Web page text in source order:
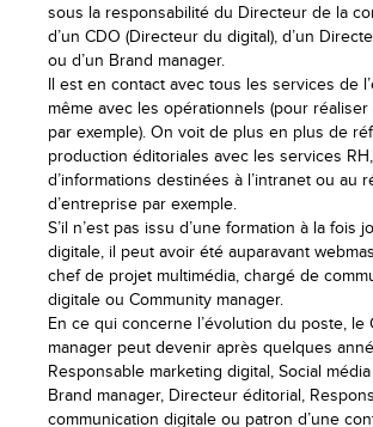
sous la responsabilité du Directeur de la
d’un CDO (Directeur du digital), d’un
ou d’un Brand manager.
Il est en contact avec tous les services de
même avec les opérationnels (pour
par exemple). On voit de plus en plus de
production éditoriales avec les services
d’informations destinées à l’intranet ou au
d’entreprise par exemple.
S’il n’est pas issu d’une formation à la fois
digitale, il peut avoir été auparavant
chef de projet multimédia, chargé de
digitale ou Community manager.
En ce qui concerne l’évolution du poste, le
manager peut devenir après quelques
Responsable marketing digital, Social
Brand manager, Directeur éditorial,
communication digitale ou patron d’une